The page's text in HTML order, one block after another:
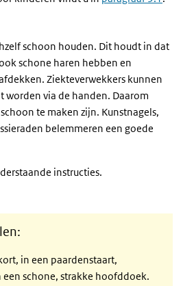
schoon houden. Dit houdt in dat
schone haren hebben en
Ziekteverwekkers kunnen
worden via de handen. Daarom
te maken zijn. Kunstnagels,
belemmeren een goede
instructies.
in een paardenstaart,
schone, strakke hoofddoek.